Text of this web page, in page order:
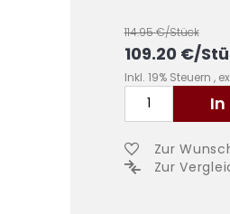
114.95€/Stück
109.20 €/
Inkl. 19% Steuern ,
Zur
Zur